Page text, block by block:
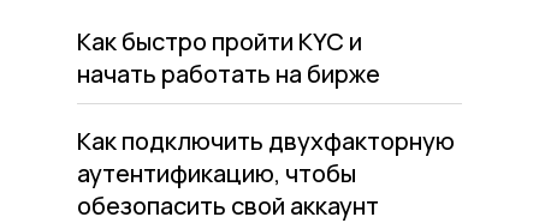
Как быстро пройти KYC и
начать работать на бирже
Как подключить двухфакторную
аутентификацию, чтобы
обезопасить свой аккаунт